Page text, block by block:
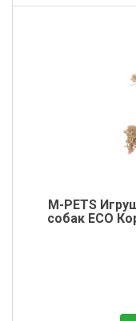
M-PETS
собак ECO